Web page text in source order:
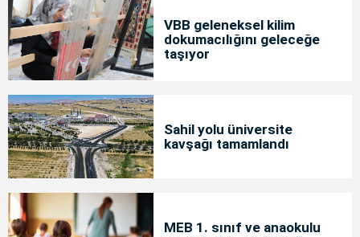
VBB geleneksel kilim
dokumacılığını geleceğe
taşıyor
Sahil yolu üniversite
kavşağı tamamlandı
MEB 1. sınıf ve anaokulu